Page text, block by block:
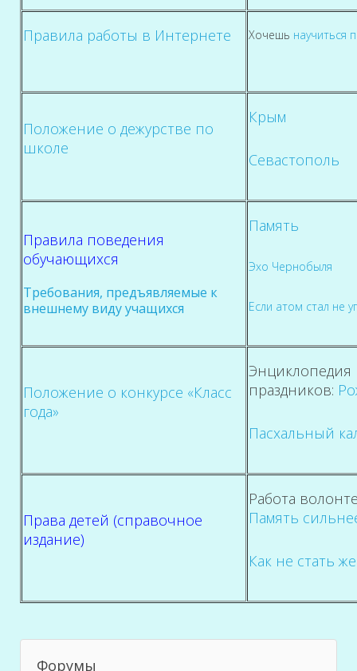
Правила работы в Интернете Хочешь научиться
Положение о дежурстве по
школе
Крым
Севастополь
Правила поведения
обучающихся
Требования, предъявляемые к
внешнему виду учащихся
Память
Эхо Чернобыля
Если атом стал не
Положение о конкурсе «Класс
года»
Энциклопедия
праздников:
Пасхальный
Права детей (справочное
издание)
Работа
Память
Как не стать
Форумы